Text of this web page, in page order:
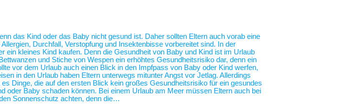
das Kind oder das Baby nicht gesund ist. Daher sollten Eltern auch vorab eine
Durchfall, Verstopfung und Insektenbisse vorbereitet sind. In der
ein kleines Kind kaufen. Denn die Gesundheit von Baby und Kind ist im Urlaub
und Stiche von Wespen ein erhöhtes Gesundheitsrisiko dar, denn ein
vor dem Urlaub auch einen Blick in den Impfpass von Baby oder Kind werfen,
in den Urlaub haben Eltern unterwegs mitunter Angst vor Jetlag. Allerdings
Dinge, die auf den ersten Blick kein großes Gesundheitsrisiko für ein gesundes
oder Baby schaden können. Bei einem Urlaub am Meer müssen Eltern auch bei
Sonnenschutz achten, denn die…